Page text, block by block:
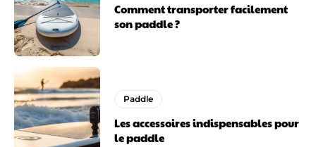
Comment transporter facilement
son paddle ?
Paddle
Les accessoires indispensables pour
le paddle